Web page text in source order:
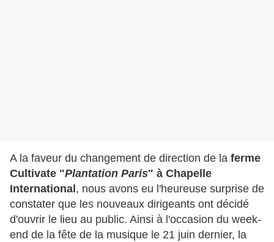
A la faveur du changement de direction de la ferme
Cultivate "Plantation Paris" à Chapelle
International , nous avons eu l'heureuse surprise de
constater que les nouveaux dirigeants ont décidé
d'ouvrir le lieu au public. Ainsi à l'occasion du week-
end de la fête de la musique le 21 juin dernier, la